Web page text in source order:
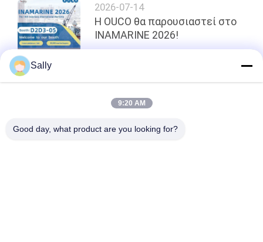
2026-07-14
Η OUCO θα παρουσιαστεί στο
INAMARINE 2026!
κορυφή
Sally
9:20 AM
Good day, what product are you looking for?